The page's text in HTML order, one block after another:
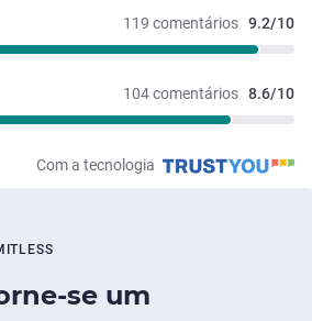
119 comentários 9.2/10
104 comentários 8.6/10
Com a tecnologia
se um